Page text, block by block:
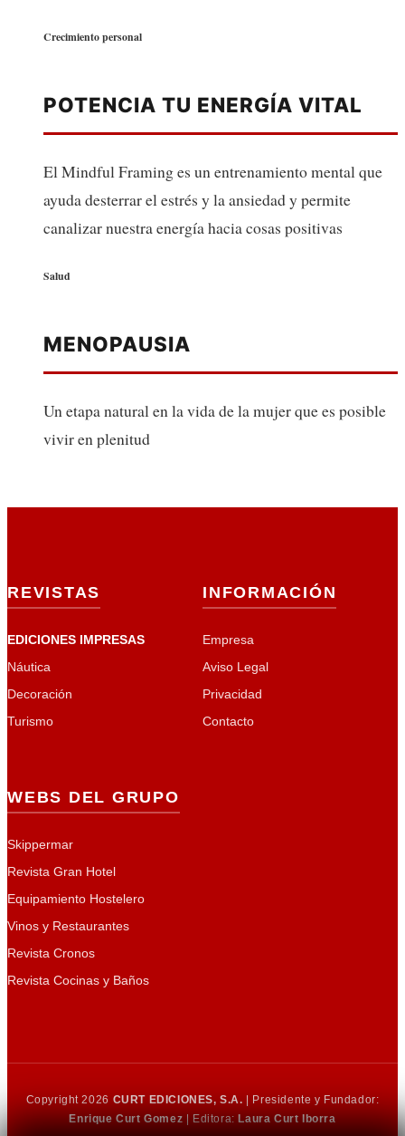
Crecimiento personal
POTENCIA TU ENERGÍA VITAL
El Mindful Framing es un entrenamiento mental que
ayuda desterrar el estrés y la ansiedad y permite
canalizar nuestra energía hacia cosas positivas
Salud
MENOPAUSIA
Un etapa natural en la vida de la mujer que es posible
vivir en plenitud
REVISTAS
EDICIONES IMPRESAS
Náutica
Decoración
Turismo
INFORMACIÓN
Empresa
Aviso Legal
Privacidad
Contacto
WEBS DEL GRUPO
Skippermar
Revista Gran Hotel
Equipamiento Hostelero
Vinos y Restaurantes
Revista Cronos
Revista Cocinas y Baños
Copyright 2026 CURT EDICIONES, S.A. | Presidente y Fundador:
Enrique Curt Gomez | Editora: Laura Curt Iborra